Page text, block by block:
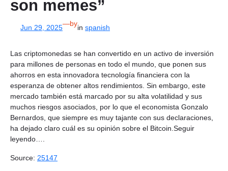
son memes”
Jun 29, 2025—byin spanish
Las criptomonedas se han convertido en un activo de inversión
para millones de personas en todo el mundo, que ponen sus
ahorros en esta innovadora tecnología financiera con la
esperanza de obtener altos rendimientos. Sin embargo, este
mercado también está marcado por su alta volatilidad y sus
muchos riesgos asociados, por lo que el economista Gonzalo
Bernardos, que siempre es muy tajante con sus declaraciones,
ha dejado claro cuál es su opinión sobre el Bitcoin.Seguir
leyendo….
Source: 25147